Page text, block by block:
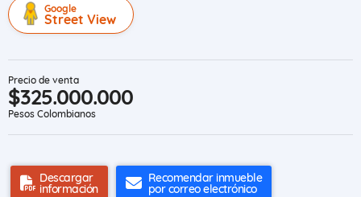
Google
Street View
Precio de venta
$325.000.000
Pesos Colombianos
Descargar
información
Recomendar inmueble
por correo electrónico